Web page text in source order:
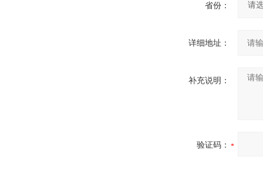
省份：
详细地址：
补充说明：
验证码：